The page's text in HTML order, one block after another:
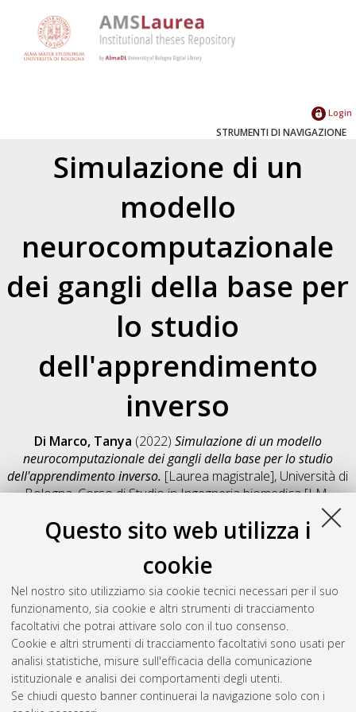
Questo sito web utilizza i
cookie
Nel nostro sito utilizziamo sia cookie tecnici necessari per il suo
funzionamento, sia cookie e altri strumenti di tracciamento
facoltativi che potrai attivare solo con il tuo consenso.
Cookie e altri strumenti di tracciamento facoltativi sono usati per
analisi statistiche, misure sull'efficacia della comunicazione
istituzionale e analisi dei comportamenti degli utenti.
Se chiudi questo banner continuerai la navigazione solo con i
Login
STRUMENTI DI NAVIGAZIONE
Simulazione di un
modello
neurocomputazionale
dei gangli della base per
lo studio
dell'apprendimento
inverso
Di Marco, Tanya (2022) Simulazione di un modello
neurocomputazionale dei gangli della base per lo studio
dell'apprendimento inverso. [Laurea magistrale], Università di
Bologna, Corso di Studio inIngegneria biomedica [LM-
, Documento full-text non disponibile
Salva citazione
Condividi
Il full-text non è disponibile per scelta dell'autore. (
Abstract
Altri metadati
Gestione del documento: